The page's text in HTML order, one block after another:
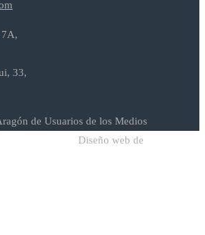
7A,
33,
de Usuarios de los Medios
Diseño web de